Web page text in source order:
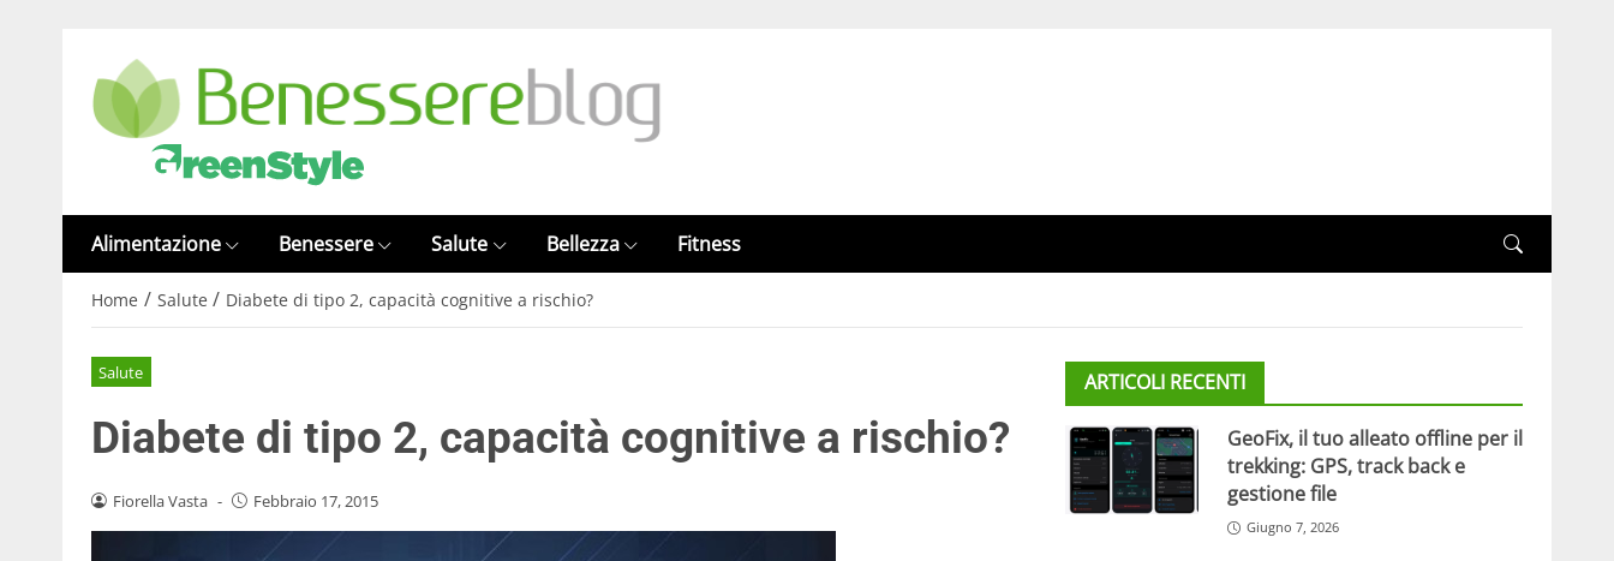
Alimentazione Benessere Salute Bellezza Fitness
Home / Salute / Diabete di tipo 2, capacità cognitive a rischio?
Salute
Diabete di tipo 2, capacità cognitive a rischio?
Fiorella Vasta - Febbraio 17, 2015
ARTICOLI RECENTI
GeoFix, il tuo alleato offline per il
trekking: GPS, track back e
gestione file
Giugno 7, 2026